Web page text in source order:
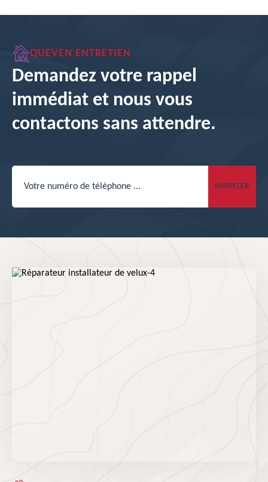
QUEVEN ENTRETIEN
Demandez votre rappel
immédiat et nous vous
contactons sans attendre.